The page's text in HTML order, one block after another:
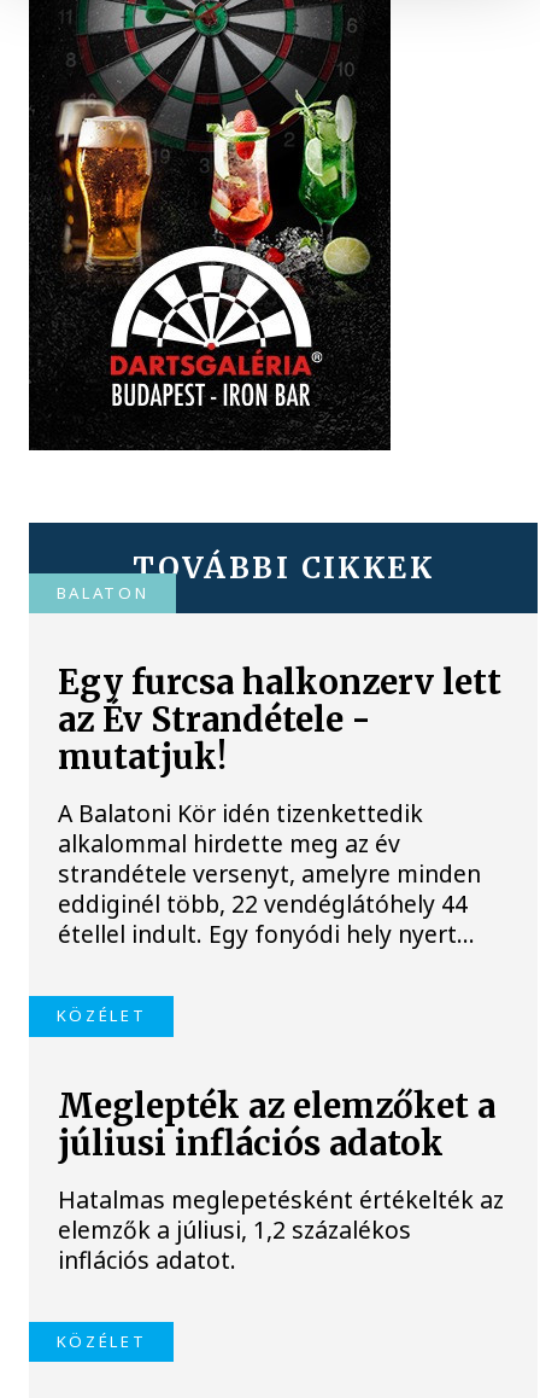
TOVÁBBI CIKKEK
BALATON
Egy furcsa halkonzerv lett
az Év Strandétele -
mutatjuk!
A Balatoni Kör idén tizenkettedik
alkalommal hirdette meg az év
strandétele versenyt, amelyre minden
eddiginél több, 22 vendéglátóhely 44
étellel indult. Egy fonyódi hely nyert...
KÖZÉLET
Meglepték az elemzőket a
júliusi inflációs adatok
Hatalmas meglepetésként értékelték az
elemzők a júliusi, 1,2 százalékos
inflációs adatot.
KÖZÉLET